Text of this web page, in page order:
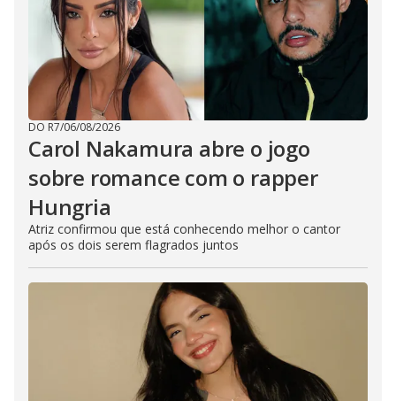
o
DO R7/06/08/2026
Carol Nakamura abre o jogo
sobre romance com o rapper
Hungria
Atriz confirmou que está conhecendo melhor o cantor
após os dois serem flagrados juntos